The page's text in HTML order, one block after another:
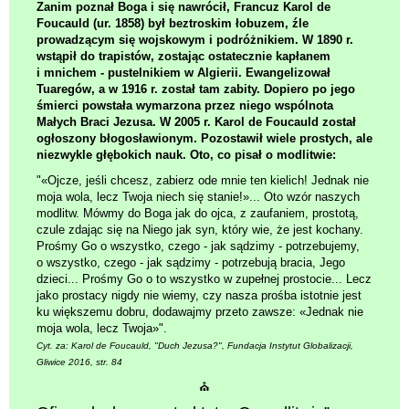
Zanim poznał Boga i się nawrócił, Francuz Karol de
Foucauld (ur. 1858) był beztroskim łobuzem, źle
prowadzącym się wojskowym i podróżnikiem. W 1890 r.
wstąpił do trapistów, zostając ostatecznie kapłanem
i mnichem - pustelnikiem w Algierii. Ewangelizował
Tuaregów, a w 1916 r. został tam zabity. Dopiero po jego
śmierci powstała wymarzona przez niego wspólnota
Małych Braci Jezusa. W 2005 r. Karol de Foucauld został
ogłoszony błogosławionym. Pozostawił wiele prostych, ale
niezwykle głębokich nauk. Oto, co pisał o modlitwie:
"«Ojcze, jeśli chcesz, zabierz ode mnie ten kielich! Jednak nie
moja wola, lecz Twoja niech się stanie!»... Oto wzór naszych
modlitw. Mówmy do Boga jak do ojca, z zaufaniem, prostotą,
czule zdając się na Niego jak syn, który wie, że jest kochany.
Prośmy Go o wszystko, czego - jak sądzimy - potrzebujemy,
o wszystko, czego - jak sądzimy - potrzebują bracia, Jego
dzieci... Prośmy Go o to wszystko w zupełnej prostocie... Lecz
jako prostacy nigdy nie wiemy, czy nasza prośba istotnie jest
ku większemu dobru, dodawajmy przeto zawsze: «Jednak nie
moja wola, lecz Twoja»".
Cyt. za: Karol de Foucauld, "Duch Jezusa?", Fundacja Instytut Globalizacji,
Gliwice 2016, str. 84
⛪